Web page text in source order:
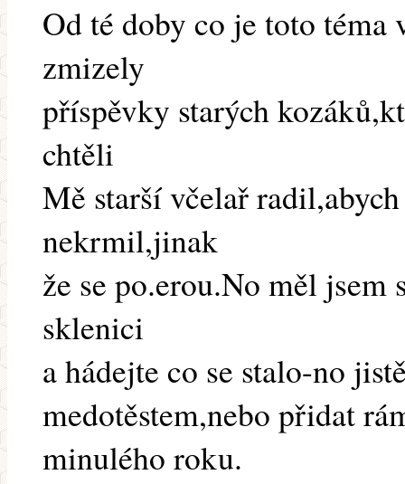
Od té doby co je toto
zmizely
příspěvky starých
chtěli
Mě starší včelař
nekrmil,jinak
že se po.erou.No měl
sklenici
a hádejte co se stalo-no
medotěstem,nebo přidat
minulého roku.